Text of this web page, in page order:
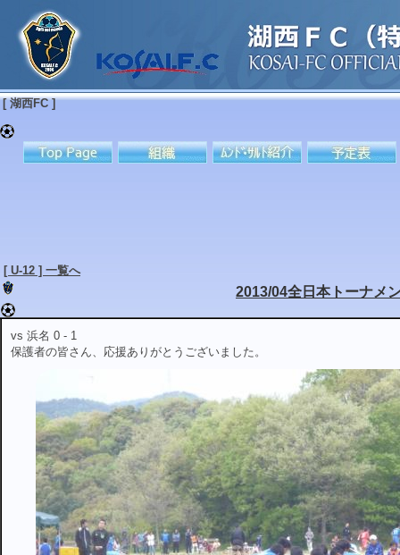
[ 湖西FC ]
[ U-12 ] 一覧へ
2013/04全日本トーナメ
vs 浜名 0 - 1
保護者の皆さん、応援ありがとうございました。